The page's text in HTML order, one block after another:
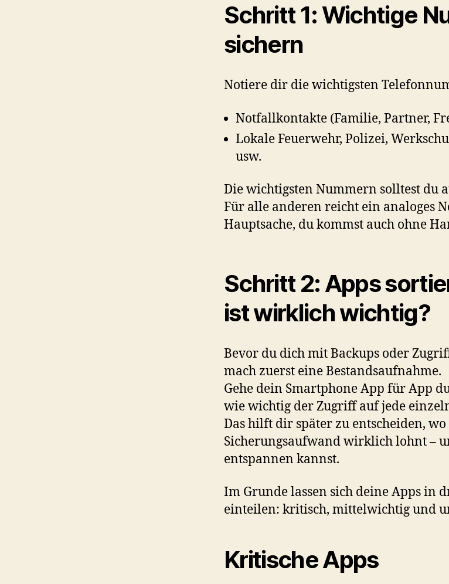
Schritt 1: Wichtige
sichern
Notiere dir die wichtigsten
Notfallkontakte (Familie, Partner,
Lokale Feuerwehr, Polizei,
usw.
Die wichtigsten Nummern solltest du
Für alle anderen reicht ein analoges
Hauptsache, du kommst auch ohne
Schritt 2: Apps
ist wirklich wichtig?
Bevor du dich mit Backups oder
mach zuerst eine Bestandsaufnahme.
Gehe dein Smartphone App für App
wie wichtig der Zugriff auf jede
Das hilft dir später zu entscheiden, wo
Sicherungsaufwand wirklich lohnt –
entspannen kannst.
Im Grunde lassen sich deine Apps in
einteilen: kritisch, mittelwichtig und
Kritische Apps